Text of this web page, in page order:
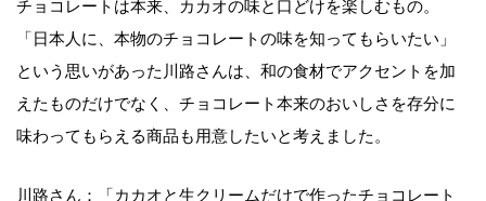
チョコレートは本来、カカオの味と口どけを楽しむもの。
「日本人に、本物のチョコレートの味を知ってもらいたい」
という思いがあった川路さんは、和の食材でアクセントを加
えたものだけでなく、チョコレート本来のおいしさを存分に
味わってもらえる商品も用意したいと考えました。
川路さん：「カカオと生クリームだけで作ったチョコレート